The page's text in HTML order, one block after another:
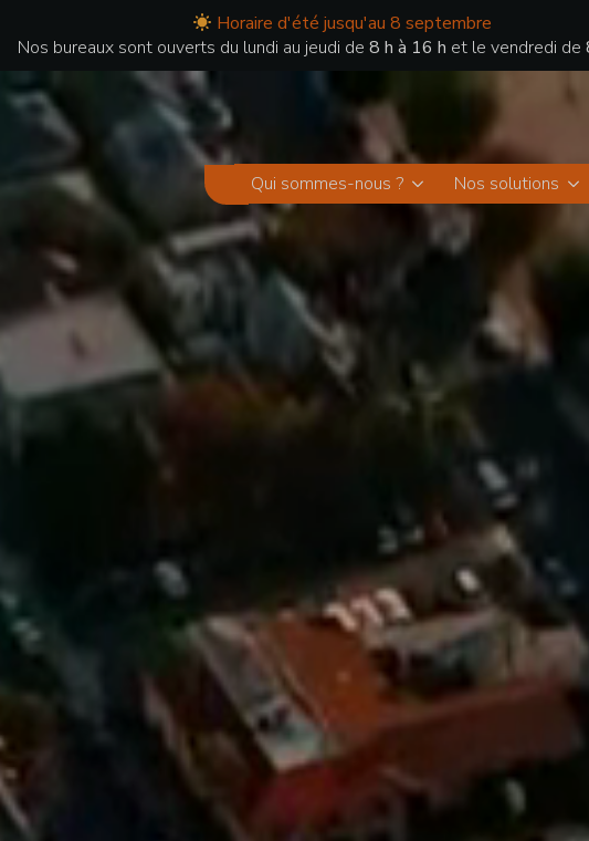
Horaire d'été jusqu'au 8 septembre
Nos bureaux sont ouverts du lundi au jeudi de 8 h à 16 h et le vendredi de
Qui sommes-nous ? Nos solutions